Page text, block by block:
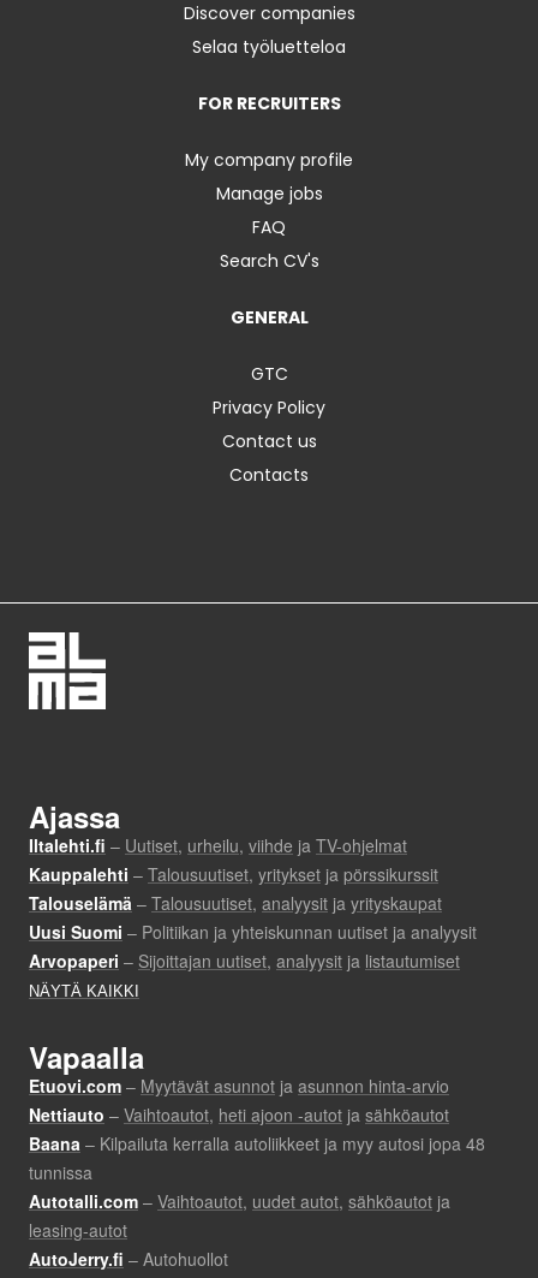
Discover companies
Selaa työluetteloa
FOR RECRUITERS
My company profile
Manage jobs
FAQ
Search CV's
GENERAL
GTC
Privacy Policy
Contact us
Contacts